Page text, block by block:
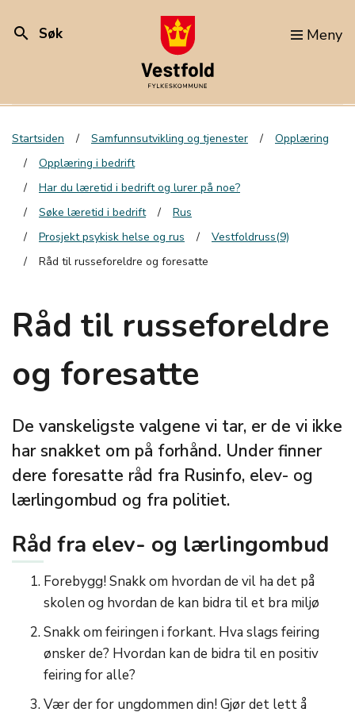
search Søk Meny
Startsiden Samfunnsutvikling og tjenester
Opplæring
Opplæring i bedrift
Har du læretid i bedrift og lurer på noe?
Søke læretid i bedrift
Rus
Prosjekt psykisk helse og rus
Vestfoldruss(9)
Råd til russeforeldre og foresatte
Råd til russeforeldre
og foresatte
De vanskeligste valgene vi tar, er de vi ikke
har snakket om på forhånd. Under finner
dere foresatte råd fra Rusinfo, elev- og
lærlingombud og fra politiet.
Råd fra elev- og lærlingombud
Forebygg! Snakk om hvordan de vil ha det på
skolen og hvordan de kan bidra til et bra miljø
Snakk om feiringen i forkant. Hva slags feiring
ønsker de? Hvordan kan de bidra til en positiv
feiring for alle?
Vær der for ungdommen din! Gjør det lett å